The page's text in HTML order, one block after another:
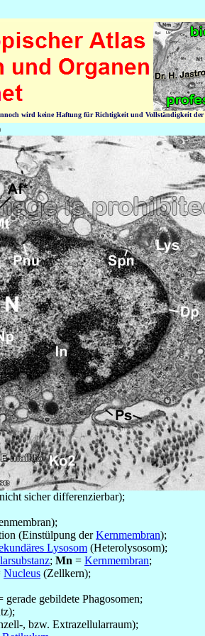
wird keine Haftung für Richtigkeit und Vollständigkeit der
sicher differenzierbar);
(Einstülpung derKernmembran);
Lysosom (Heterolysosom);
; Mn = Kernmembran;
Nucleus (Zellkern);
gerade gebildete Phagosomen;
, bzw. Extrazellularraum);